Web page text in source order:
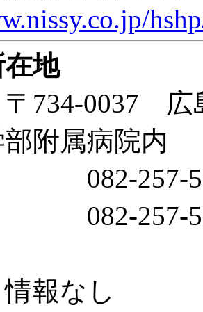
地
0037 広島
附属病院内
257-
257-
なし